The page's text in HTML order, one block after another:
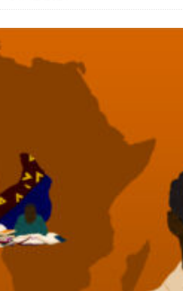
[ 28/07/2026 ] Tudo
#OLHONAMÍDIA
[ 27/07/2026 ]
Mutirão
Coletivos para Plantio
[ 04/08/2026 ]
Trens
Passam para Consórcio
#OLHONOLEGADO